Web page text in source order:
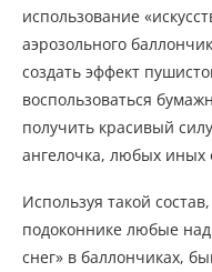
использование
аэрозольного
создать эффект
воспользоваться
получить красивый
ангелочка, любых иных
Используя такой
подоконнике любые
снег» в баллончиках,